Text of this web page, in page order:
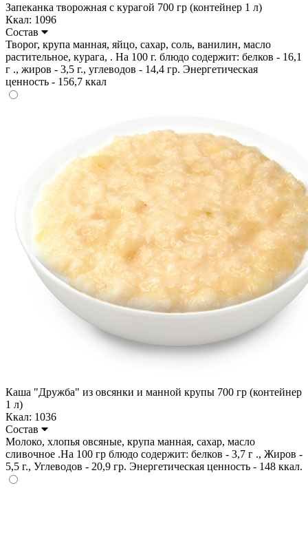
Запеканка творожная с курагой 700 гр (контейнер 1 л)
Ккал: 1096
Состав
Творог, крупа манная, яйцо, сахар, соль, ванилин, масло
растительное, курага, . На 100 г. блюдо содержит: белков - 16,1
г ., жиров - 3,5 г., углеводов - 14,4 гр. Энергетическая
ценность - 156,7 ккал
Каша "Дружба" из овсянки и манной крупы 700 гр (контейнер
1 л)
Ккал: 1036
Состав
Молоко, хлопья овсяные, крупа манная, сахар, масло
сливочное .На 100 гр блюдо содержит: белков - 3,7 г ., Жиров -
5,5 г., Углеводов - 20,9 гр. Энергетическая ценность - 148 ккал.